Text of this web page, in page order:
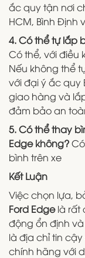
ắc quy tận nơi
HCM, Bình Định
4. Có thể tự lắp
Có thể, với điều
Nếu không thể
với đại ý ắc quy
giao hàng và
đảm bảo an
5. Có thể thay
Edge không?
bình trên xe
Kết Luận
Việc chọn lựa,
Ford Edgelà rất
động ổn định
là địa chỉ tin
chính hãng với